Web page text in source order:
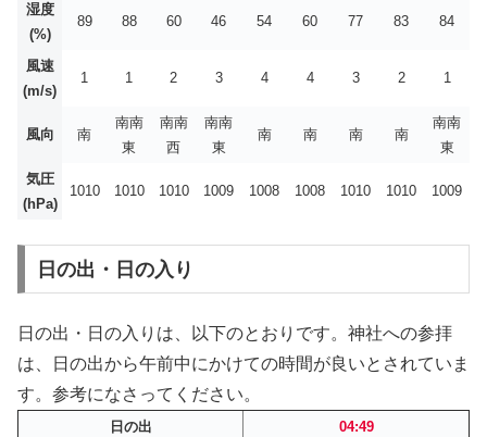
湿度
(%)
89 88 60 46 54 60 77 83 84
風速
(m/s)
1 1 2 3 4 4 3 2 1
風向 南
南南
東
南南
西
南南
東
南 南 南 南
南南
東
気圧
(hPa)
1010 1010 1010 1009 1008 1008 1010 1010 1009
日の出・日の入り
日の出・日の入りは、以下のとおりです。神社への参拝
は、日の出から午前中にかけての時間が良いとされていま
す。参考になさってください。
日の出
04:49